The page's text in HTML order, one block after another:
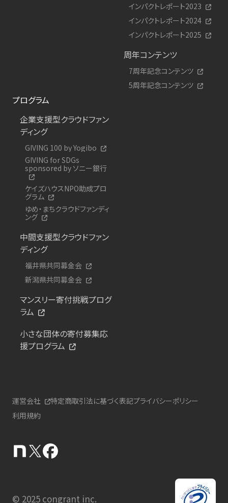
インパクトレポート2023
インパクトレポート2024
インパクトレポート2025
周年コンテンツ
7周年記念コンテンツ
5周年記念コンテンツ
プログラム
企業支援型クラウドファン
ディング
GIVING 100 by Yogibo
GIVING for SDGs
sponsored by ソニー銀行
ケイズハウスNPO助成プロ
グラム
ゆめ・まちクラウドファンディ
ング
中間支援型クラウドファン
ディング
福井県共同募金会
新潟県共同募金会
マンスリー寄付挑戦プログ
ラム
小さな団体の寄付募集応
援プログラム
運営会社 特定商取引法に基づく表記プライバシーポリシー
利用規約
© 2025 congrant inc.